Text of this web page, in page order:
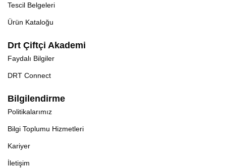
Tescil Belgeleri
Ürün Kataloğu
Drt Çiftçi Akademi
Faydalı Bilgiler
DRT Connect
Bilgilendirme
Politikalarımız
Bilgi Toplumu Hizmetleri
Kariyer
İletişim